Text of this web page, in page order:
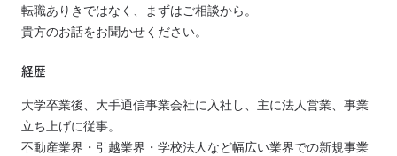
転職ありきではなく、まずはご相談から。
貴方のお話をお聞かせください。
経歴
大学卒業後、大手通信事業会社に入社し、主に法人営業、事業
立ち上げに従事。
不動産業界・引越業界・学校法人など幅広い業界での新規事業